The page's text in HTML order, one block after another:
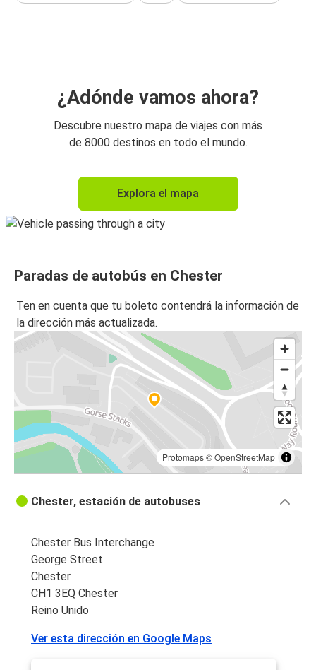
¿Adónde vamos ahora?
Descubre nuestro mapa de viajes con más
de 8000 destinos en todo el mundo.
Explora el mapa
Paradas de autobús en Chester
Ten en cuenta que tu boleto contendrá la información de
la dirección más actualizada.
Protomaps©OpenStreetMap
Chester, estación de autobuses
Chester Bus Interchange
George Street
Chester
CH1 3EQ Chester
Reino Unido
Ver esta dirección en Google Maps